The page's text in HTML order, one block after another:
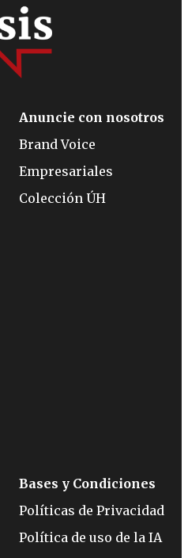
Anuncie con nosotros
Brand Voice
Empresariales
Colección ÚH
Bases y Condiciones
Políticas de Privacidad
Política de uso de la IA